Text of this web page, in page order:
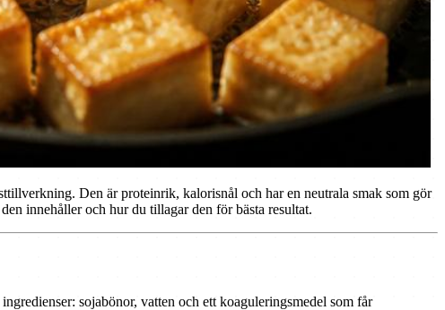
Den är proteinrik, kalorisnål och har en neutrala smak som gör
innehåller och hur du tillagar den för bästa resultat.
sojabönor, vatten och ett koaguleringsmedel som får